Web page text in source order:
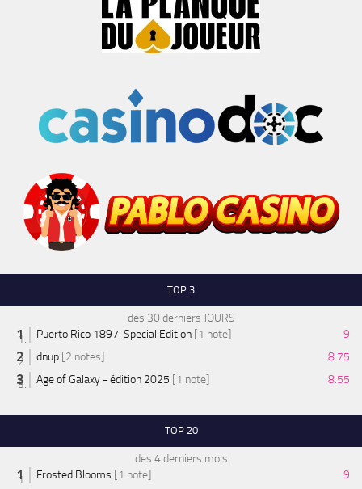
TOP 3
des 30 derniers JOURS
Puerto Rico 1897: Special Edition [1 note]
9
dnup [2 notes]
8.75
Age of Galaxy - édition 2025 [1 note] 8.55
TOP 20
des 4 derniers mois
Frosted Blooms [1 note]
9